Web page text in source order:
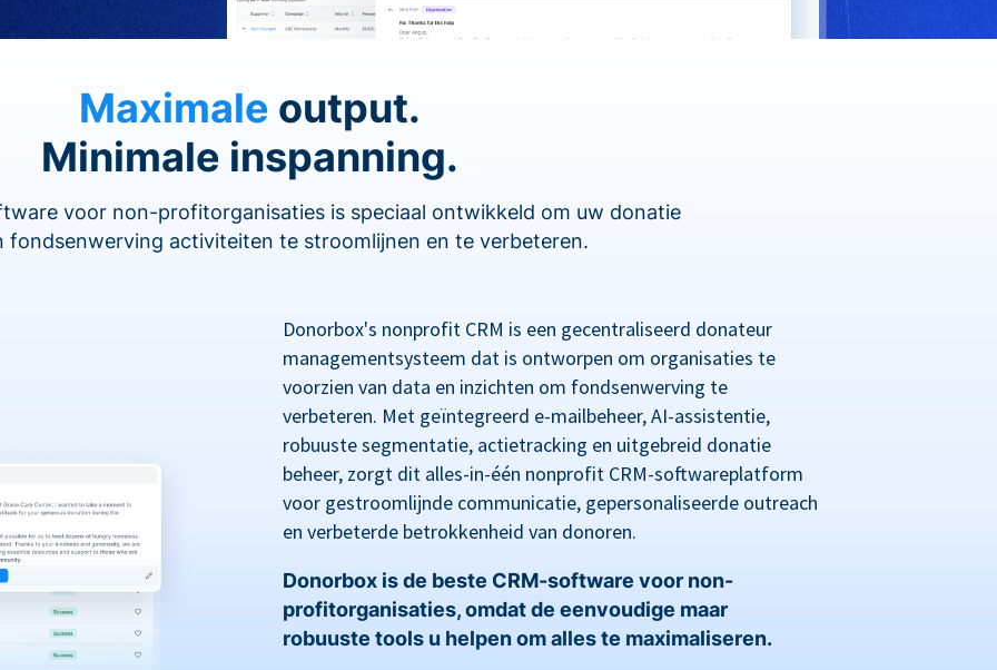
Maximale output.
Minimale inspanning.
voor non-profitorganisaties is speciaal ontwikkeld om uw donatie
fondsenwerving activiteiten te stroomlijnen en te verbeteren.
Donorbox's nonprofit CRM is een gecentraliseerd donateur
managementsysteem dat is ontworpen om organisaties te
voorzien van data en inzichten om fondsenwerving te
verbeteren. Met geïntegreerd e-mailbeheer, AI-assistentie,
robuuste segmentatie, actietracking en uitgebreid donatie
beheer, zorgt dit alles-in-één nonprofit CRM-softwareplatform
voor gestroomlijnde communicatie, gepersonaliseerde outreach
en verbeterde betrokkenheid van donoren.
Donorbox is de beste CRM-software voor non-
profitorganisaties, omdat de eenvoudige maar
robuuste tools u helpen om alles te maximaliseren.